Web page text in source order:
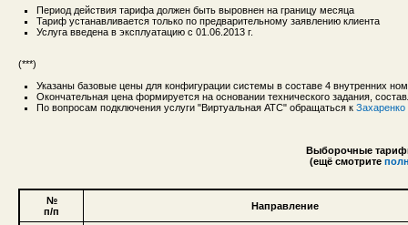
Период действия тарифа должен быть выровнен на границу месяца
Тариф устанавливается только по предварительному заявлению клиента
Услуга введена в эксплуатацию с 01.06.2013 г.
(***)
Указаны базовые цены для конфигурации системы в составе 4 внутренних
Окончательная цена формируется на основании технического задания,
По вопросам подключения услуги "Виртуальная АТС" обращаться к
Выборочные
(ещё смотрите
№
п/п
Направление